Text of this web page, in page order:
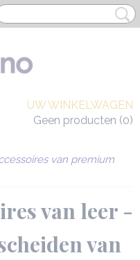
UW WINKELWAGEN
Geen producten (0)
van premium
van leer -
van